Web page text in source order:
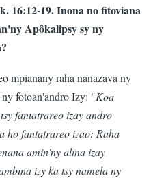
16:12-19. Inona no fitoviana
Apôkalipsy sy ny
mpianany raha nanazava ny
fotoan'andro Izy: "Koa
fantatrareo izay andro
ho fantatrareo izao: Raha
amin'ny alina izay
izy ka tsy namela ny